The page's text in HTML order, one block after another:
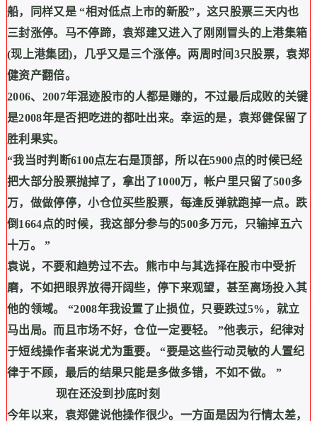
船，同样又是 “相对低点上市的新股”，这只股票三天内也
三封涨停。马不停蹄，袁郑建又进入了刚刚冒头的上港集箱
(现上港集团)，几乎又是三个涨停。两周时间 3只股票，袁郑
健资产翻倍。
2006、 2007年混迹股市的人都是赚的，不过最后成败的关键
是2008年是否把吃进的都吐出来。幸运的是，袁郑健保留了
胜利果实。
“我当时判断6100点左右是顶部，所以在5900点的时候已经
把大部分股票抛掉了，拿出了1000万，帐户里只留了500多
万，做做停停，小仓位买些股票，每逢反弹就跑掉一点。跌
倒 1664点的时候，我这部分参与的500多万元，只输掉五六
十万。
”
袁说，不要和趋势过不去。熊市中与其选择在股市中受折
磨，不如把眼界放得开阔些，停下来观望，甚至离场投入其
他的领域。
“2008年我设置了止损位，只要跌过5%，就立
马出局。而且市场不好，仓位一定要轻。
”他表示，纪律对
于短线操作者来说尤为重要。
“要是这些行动灵敏的人置纪
律于不顾，最后的结果只能是多做多错，不如不做。
”
现在还没到抄底时刻
今年以来，袁郑健说他操作很少。一方面是因为行情太差，